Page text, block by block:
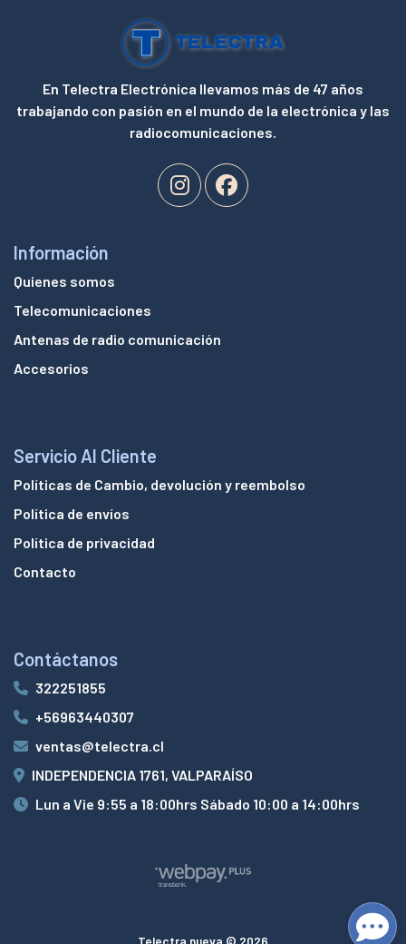
En Telectra Electrónica llevamos más de 47 años
trabajando con pasión en el mundo de la electrónica y las
radiocomunicaciones.
Información
Quienes somos
Telecomunicaciones
Antenas de radio comunicación
Accesorios
Servicio Al Cliente
Políticas de Cambio, devolución y reembolso
Política de envíos
Política de privacidad
Contacto
Contáctanos
322251855
+56963440307
ventas@telectra.cl
INDEPENDENCIA 1761, VALPARAÍSO
Lun a Vie 9:55 a 18:00hrs Sábado 10:00 a 14:00hrs
Telectra nueva © 2026